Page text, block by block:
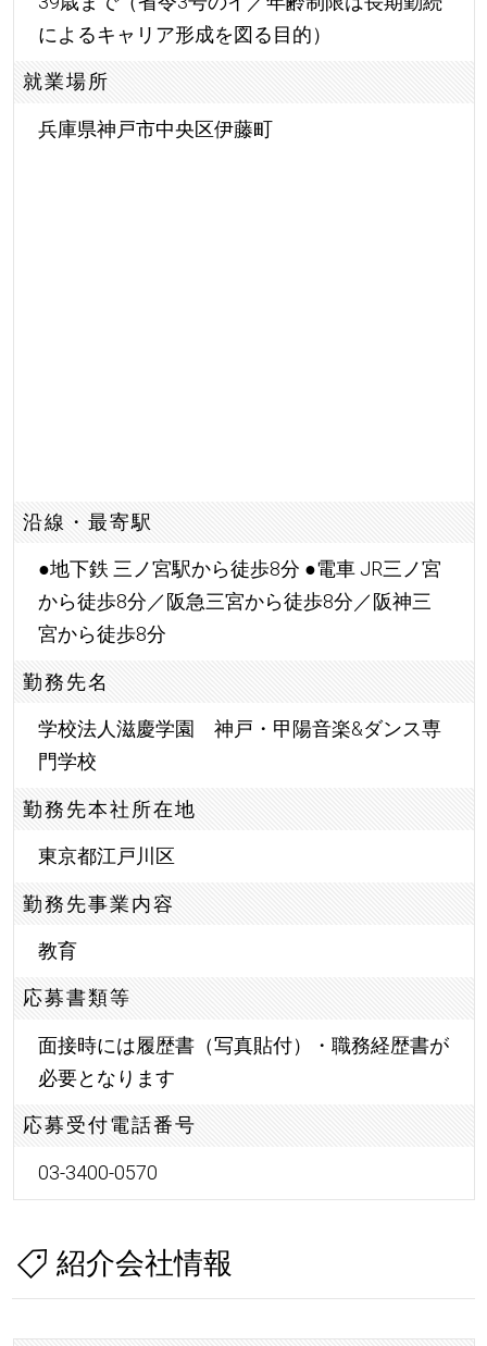
によるキャリア形成を図る目的）
就業場所
兵庫県神戸市中央区伊藤町
沿線・最寄駅
●地下鉄 三ノ宮駅から徒歩8分 ●電車 JR三ノ宮
から徒歩8分／阪急三宮から徒歩8分／阪神三
宮から徒歩8分
勤務先名
学校法人滋慶学園 神戸・甲陽音楽&ダンス専
門学校
勤務先本社所在地
東京都江戸川区
勤務先事業内容
教育
応募書類等
面接時には履歴書（写真貼付）・職務経歴書が
必要となります
応募受付電話番号
03-3400-0570
紹介会社情報